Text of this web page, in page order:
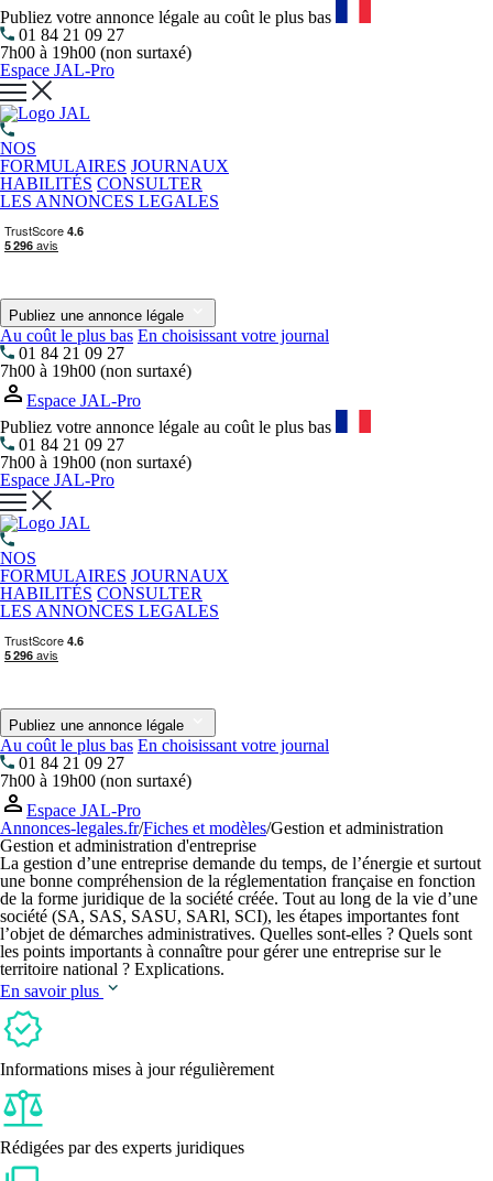
Publiez votre annonce légale au coût le plus bas
01 84 21 09 27
7h00 à 19h00 (non surtaxé)
Espace JAL-Pro
NOS
FORMULAIRES JOURNAUX
HABILITÉS CONSULTER
LES ANNONCES LEGALES
Publiez une annonce légale
Au coût le plus bas En choisissant votre journal
01 84 21 09 27
7h00 à 19h00 (non surtaxé)
Espace JAL-Pro
Publiez votre annonce légale au coût le plus bas
01 84 21 09 27
7h00 à 19h00 (non surtaxé)
Espace JAL-Pro
NOS
FORMULAIRES JOURNAUX
HABILITÉS CONSULTER
LES ANNONCES LEGALES
Publiez une annonce légale
Au coût le plus bas En choisissant votre journal
01 84 21 09 27
7h00 à 19h00 (non surtaxé)
Espace JAL-Pro
Annonces-legales.fr/Fiches et modèles/Gestion et administration
Gestion et administration d'entreprise
La gestion d’une entreprise demande du temps, de l’énergie et surtout
une bonne compréhension de la réglementation française en fonction
de la forme juridique de la société créée. Tout au long de la vie d’une
société (SA, SAS, SASU, SARl, SCI), les étapes importantes font
l’objet de démarches administratives. Quelles sont-elles ? Quels sont
les points importants à connaître pour gérer une entreprise sur le
territoire national ? Explications.
En savoir plus
Informations mises à jour régulièrement
Rédigées par des experts juridiques